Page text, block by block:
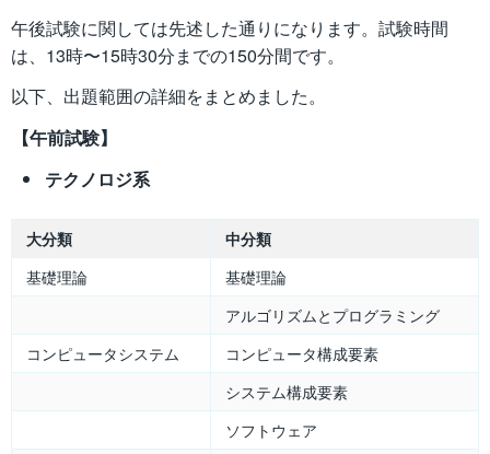
午後試験に関しては先述した通りになります。試験時間
は、13時〜15時30分までの150分間です。
以下、出題範囲の詳細をまとめました。
【午前試験】
テクノロジ系
大分類
中分類
基礎理論
基礎理論
アルゴリズムとプログラミング
コンピュータシステム
コンピュータ構成要素
システム構成要素
ソフトウェア